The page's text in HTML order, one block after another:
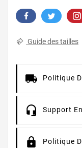
Guide des tailles
Politique
Support
Politique